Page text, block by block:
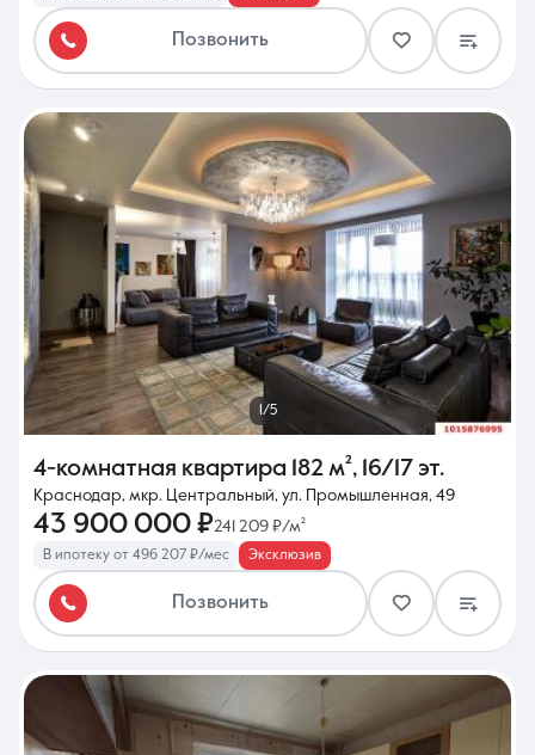
Позвонить
1/5
4-комнатная квартира 182 м², 16/17 эт.
Краснодар, мкр. Центральный, ул. Промышленная, 49
43 900 000 ₽241 209 ₽/м²
В ипотеку от 496 207 ₽/мес Эксклюзив
Позвонить